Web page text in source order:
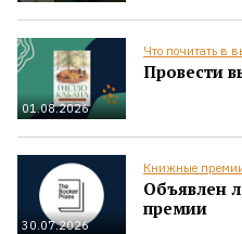
01.08.2026
Что почитать в
Провести
30.07.2026
Книжные
Объявлен
премии